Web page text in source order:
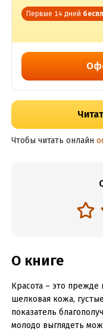
Первые 14 дней
Чтобы читать онлайн
О книге
Красота – это прежде
шелковая кожа,
показатель
молодо выглядеть